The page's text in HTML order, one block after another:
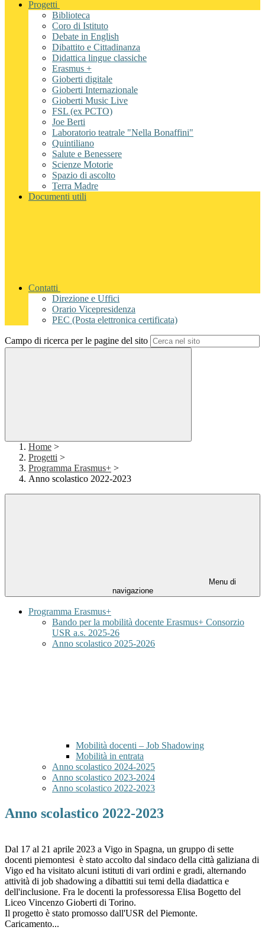
Progetti
Biblioteca
Coro di Istituto
Debate in English
Dibattito e Cittadinanza
Didattica lingue classiche
Erasmus +
Gioberti digitale
Gioberti Internazionale
Gioberti Music Live
FSL (ex PCTO)
Joe Berti
Laboratorio teatrale "Nella Bonaffini"
Quintiliano
Salute e Benessere
Scienze Motorie
Spazio di ascolto
Terra Madre
Documenti utili
Contatti
Direzione e Uffici
Orario Vicepresidenza
PEC (Posta elettronica certificata)
Campo di ricerca per le pagine del sito
Home >
Progetti >
Programma Erasmus+ >
Anno scolastico 2022-2023
Menu di
navigazione
Programma Erasmus+
Bando per la mobilità docente Erasmus+ Consorzio
USR a.s. 2025-26
Anno scolastico 2025-2026
Mobilità docenti – Job Shadowing
Mobilità in entrata
Anno scolastico 2024-2025
Anno scolastico 2023-2024
Anno scolastico 2022-2023
Anno scolastico 2022-2023
Dal 17 al 21 aprile 2023 a Vigo in Spagna, un gruppo di sette
docenti piemontesi è stato accolto dal sindaco della città galiziana di
Vigo ed ha visitato alcuni istituti di vari ordini e gradi, alternando
attività di job shadowing a dibattiti sui temi della diadattica e
dell'inclusione. Fra le docenti la professoressa Elisa Bogetto del
Liceo Vincenzo Gioberti di Torino.
Il progetto è stato promosso dall'USR del Piemonte.
Caricamento...